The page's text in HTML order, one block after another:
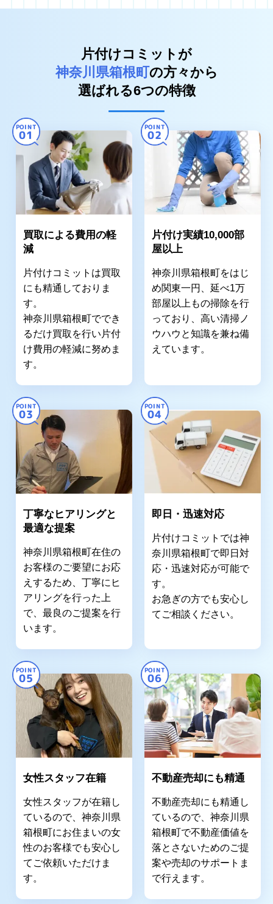
片付けコミットが
神奈川県箱根町の方々から
選ばれる6つの特徴
POINT
01
買取による費用の軽
減
片付けコミットは買取
にも精通しておりま
す。
神奈川県箱根町ででき
るだけ買取を行い片付
け費用の軽減に努めま
す。
POINT
02
片付け実績10,000部
屋以上
神奈川県箱根町をはじ
め関東一円、延べ1万
部屋以上もの掃除を行
っており、高い清掃ノ
ウハウと知識を兼ね備
えています。
POINT
03
丁寧なヒアリングと
最適な提案
神奈川県箱根町在住の
お客様のご要望にお応
えするため、丁寧にヒ
アリングを行った上
で、最良のご提案を行
います。
POINT
04
即日・迅速対応
片付けコミットでは神
奈川県箱根町で即日対
応・迅速対応が可能で
す。
お急ぎの方でも安心し
てご相談ください。
POINT
05
女性スタッフ在籍
女性スタッフが在籍し
ているので、神奈川県
箱根町にお住まいの女
性のお客様でも安心し
てご依頼いただけま
す。
POINT
06
不動産売却にも精通
不動産売却にも精通し
ているので、神奈川県
箱根町で不動産価値を
落とさないためのご提
案や売却のサポートま
で行えます。